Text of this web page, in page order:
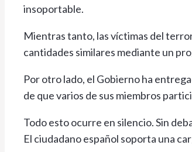
insoportable.
Mientras tanto, las víctimas del
cantidades similares mediante un
Por otro lado, el Gobierno ha
de que varios de sus miembros
Todo esto ocurre en silencio. Sin
El ciudadano español soporta una